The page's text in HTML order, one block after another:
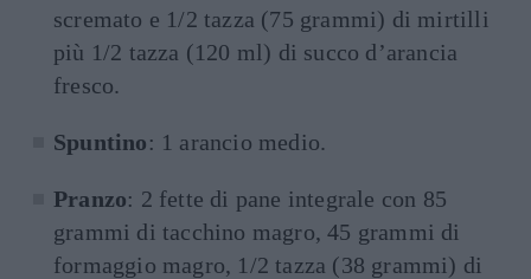
scremato e 1/2 tazza (75 grammi) di mirtilli
più 1/2 tazza (120 ml) di succo d’arancia
fresco.
Spuntino: 1 arancio medio.
Pranzo: 2 fette di pane integrale con 85
grammi di tacchino magro, 45 grammi di
formaggio magro, 1/2 tazza (38 grammi) di